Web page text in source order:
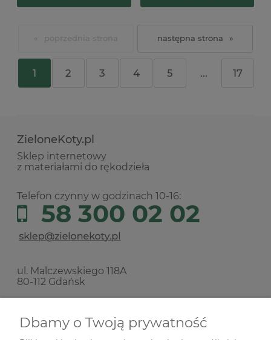
1 2 3 4 5 ... 17
»
ZieloneKoty.pl
Sklep internetowy
z materiałami do rękodzieła
Telefon czynny w godzinach 10-16:
58 300 02 02
ul. Malczewskiego 118A
80-112 Gdańsk
Dbamy o Twoją prywatność